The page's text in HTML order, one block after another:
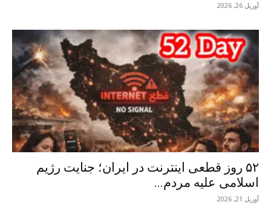
آوریل 26, 2026
۵۲ روز قطعی اینترنت در ایران؛ جنایت رژیم
اسلامی علیه مردم...
آوریل 21, 2026